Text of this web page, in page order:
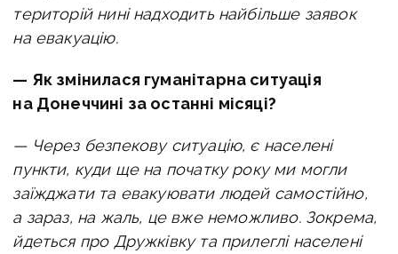
територій нині надходить найбільше заявок
на евакуацію.
— Як змінилася гуманітарна ситуація
на Донеччині за останні місяці?
— Через безпекову ситуацію, є населені
пункти, куди ще на початку року ми могли
заїжджати та евакуювати людей самостійно,
а зараз, на жаль, це вже неможливо. Зокрема,
йдеться про Дружківку та прилеглі населені